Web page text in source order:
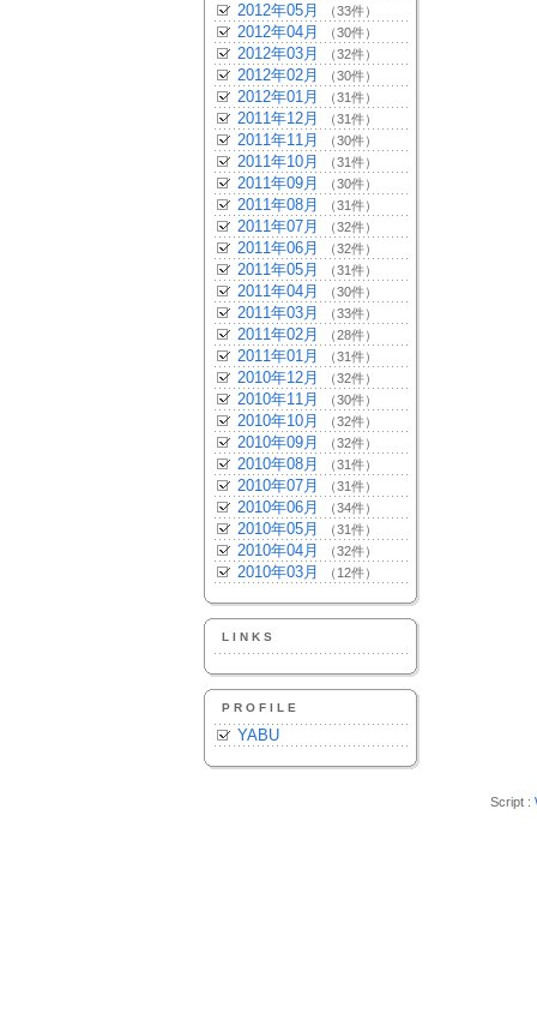
2012年05月 （33件）
2012年04月 （30件）
2012年03月 （32件）
2012年02月 （30件）
2012年01月 （31件）
2011年12月 （31件）
2011年11月 （30件）
2011年10月 （31件）
2011年09月 （30件）
2011年08月 （31件）
2011年07月 （32件）
2011年06月 （32件）
2011年05月 （31件）
2011年04月 （30件）
2011年03月 （33件）
2011年02月 （28件）
2011年01月 （31件）
2010年12月 （32件）
2010年11月 （30件）
2010年10月 （32件）
2010年09月 （32件）
2010年08月 （31件）
2010年07月 （31件）
2010年06月 （34件）
2010年05月 （31件）
2010年04月 （32件）
2010年03月 （12件）
LINKS
PROFILE
YABU
Script :